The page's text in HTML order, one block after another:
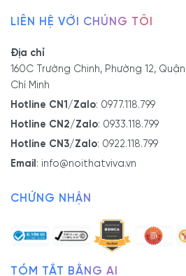
LIÊN HỆ VỚI CHÚNG TÔI
Địa chỉ
160C Trường Chinh, Phường 12,
Chí Minh
Hotline CN1/Zalo: 0977.118.799
Hotline CN2/Zalo: 0933.118.799
Hotline CN3/Zalo: 0922.118.799
Email : info@noithatviva.vn
CHỨNG NHẬN
TÓM TẮT BẰNG AI